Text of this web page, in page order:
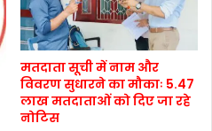
मतदाता सूची में नाम और
विवरण सुधारने का मौकाः 5.47
लाख मतदाताओं को दिए जा रहे
नोटिस